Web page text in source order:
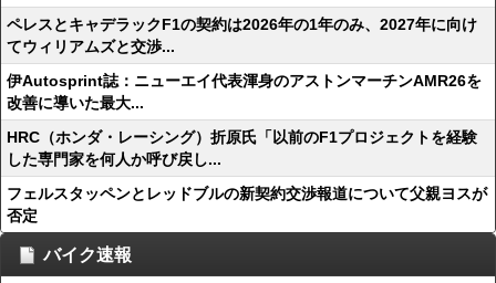
ペレスとキャデラックF1の契約は2026年の1年のみ、2027年に向け
てウィリアムズと交渉...
伊Autosprint誌：ニューエイ代表渾身のアストンマーチンAMR26を
改善に導いた最大...
HRC（ホンダ・レーシング）折原氏「以前のF1プロジェクトを経験
した専門家を何人か呼び戻し...
フェルスタッペンとレッドブルの新契約交渉報道について父親ヨスが
否定
バイク速報